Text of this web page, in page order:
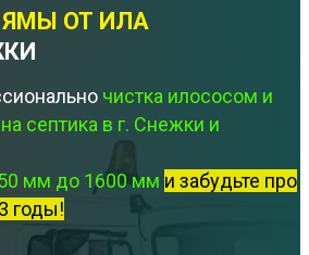
ОТ ИЛА
чистка илососом и
септика в г. Снежки и
50 мм до 1600 мм и забудьте про
годы!